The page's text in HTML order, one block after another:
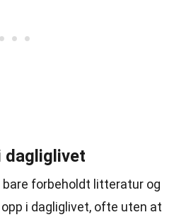
dagliglivet
forbeholdt litteratur og
i dagliglivet, ofte uten at